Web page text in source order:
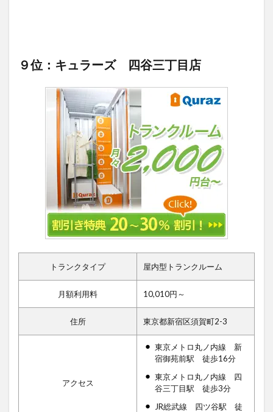
９位：キュラーズ 四谷三丁目店
トランクタイプ 屋内型トランクルーム
月額利用料 10,010円～
住所 東京都新宿区須賀町2-3
アクセス
東京メトロ丸ノ内線 新
宿御苑前駅 徒歩16分
東京メトロ丸ノ内線 四
谷三丁目駅 徒歩3分
JR総武線 四ツ谷駅 徒